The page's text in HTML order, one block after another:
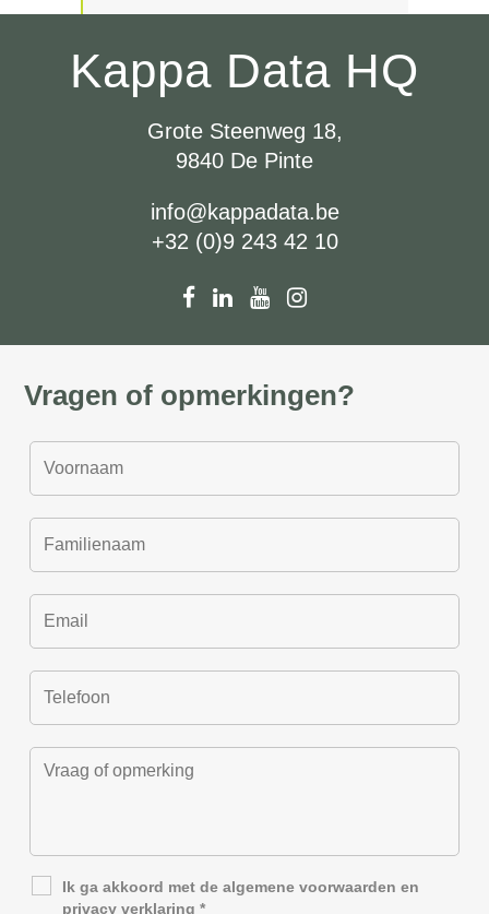
Kappa Data HQ
Grote Steenweg 18,
9840 De Pinte
info@kappadata.be
+32 (0)9 243 42 10
Vragen of opmerkingen?
Ik ga akkoord met dealgemene voorwaarden en
privacy verklaring *